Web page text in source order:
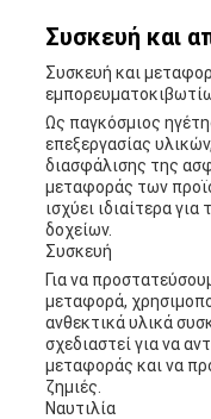
Συσκευή και
Συσκευή και
Ως παγκόσμιος
επεξεργασίας
διασφάλισης της
μεταφοράς των
ισχύει ιδιαίτερα
δοχείων.
Συσκευή
Για να
μεταφορά,
ανθεκτικά υλικά
σχεδιαστεί για να
μεταφοράς και να
ζημιές.
Ναυτιλία